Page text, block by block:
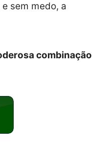
sem medo, a
combinação